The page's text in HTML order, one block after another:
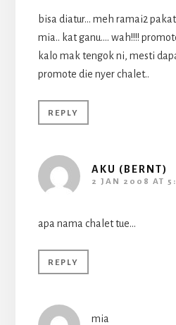
bisa diatur… meh ramai2
mia.. kat ganu…. wah!!!!
kalo mak tengok ni, mesti
promote die nyer chalet..
REPLY
AKU (BERNT)
2 JAN 2008 AT
apa nama chalet tue…
REPLY
mia